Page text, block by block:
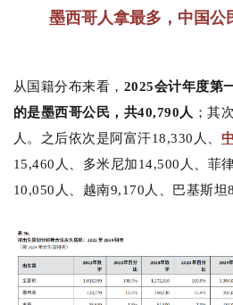
墨西哥人拿最多，中国公
从国籍分布来看， 2025会计年度第
的是墨西哥公民，共40,790人 ；其
人。之后依次是阿富汗18,330人、
15,460人、多米尼加14,500人、菲
10,050人、越南9,170人、巴基斯坦